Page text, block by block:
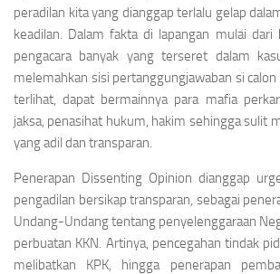
peradilan kita yang dianggap terlalu gelap
keadilan. Dalam fakta di lapangan mulai dari
pengacara banyak yang terseret dalam
melemahkan sisi pertanggungjawaban si calon
terlihat, dapat bermainnya para mafia
jaksa, penasihat hukum, hakim sehingga sulit
yang adil dan transparan.
Penerapan Dissenting Opinion dianggap
pengadilan bersikap transparan, sebagai
Undang-Undang tentang penyelenggaraan
perbuatan KKN. Artinya, pencegahan tindak
melibatkan KPK, hingga penerapan